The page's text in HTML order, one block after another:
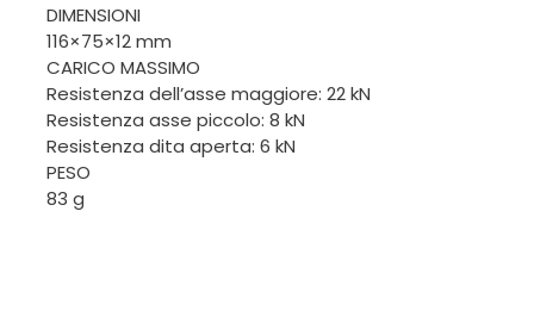
DIMENSIONI
116×75×12 mm
CARICO MASSIMO
Resistenza dell’asse maggiore: 22 kN
Resistenza asse piccolo: 8 kN
Resistenza dita aperta: 6 kN
PESO
83 g